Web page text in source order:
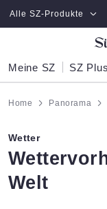
Zum Hauptinhalt
Alle SZ-Produkte
Meine SZ SZ Plus
Home Panorama
Wetter
:
Welt